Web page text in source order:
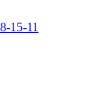
15-11